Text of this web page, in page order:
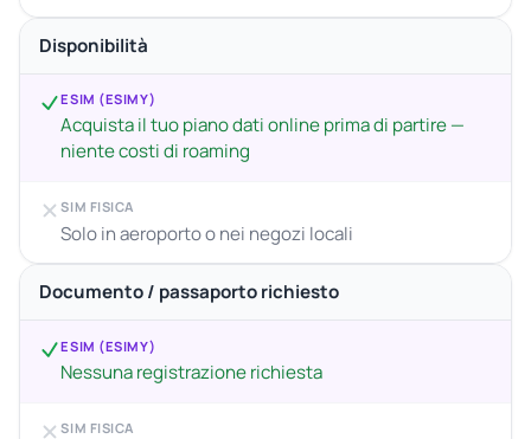
Disponibilità
ESIM (ESIMY)
Acquista il tuo piano dati online prima di partire —
niente costi di roaming
SIM FISICA
Solo in aeroporto o nei negozi locali
Documento / passaporto richiesto
ESIM (ESIMY)
Nessuna registrazione richiesta
SIM FISICA